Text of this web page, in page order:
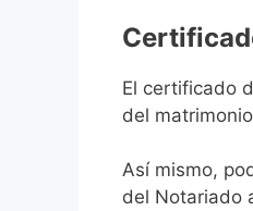
El certificado
del
Así mismo,
del Notariado